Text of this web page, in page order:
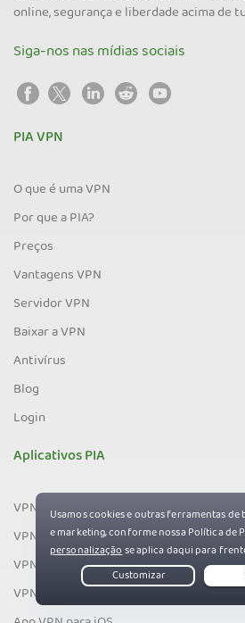
online, segurança e liberdade acima de
Siga-nos nas mídias sociais
PIA VPN
O que é uma VPN
Por que a PIA?
Preços
Vantagens VPN
Servidor VPN
Baixar a VPN
Antivírus
Blog
Login
Aplicativos PIA
VPN para PC
VPN para Mac
VPN para Linux
VPN para Android